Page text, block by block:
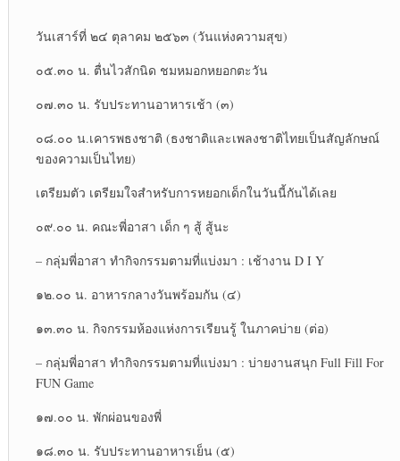
วันเสาร์ที่ ๒๔ ตุลาคม ๒๕๖๓ (วันแห่งความสุข)
๐๕.๓๐ น. ตื่นไวสักนิด ชมหมอกหยอกตะวัน
๐๗.๓๐ น. รับประทานอาหารเช้า (๓)
๐๘.๐๐ น.เคารพธงชาติ (ธงชาติและเพลงชาติไทยเป็นสัญลักษณ์
ของความเป็นไทย)
เตรียมตัว เตรียมใจสำหรับการหยอกเด็กในวันนี้กันได้เลย
๐๙.๐๐ น. คณะพี่อาสา เด็ก ๆ สู้ สู้นะ
– กลุ่มพี่อาสา ทำกิจกรรมตามที่แบ่งมา : เช้างาน D I Y
๑๒.๐๐ น. อาหารกลางวันพร้อมกัน (๔)
๑๓.๓๐ น. กิจกรรมห้องแห่งการเรียนรู้ ในภาคบ่าย (ต่อ)
– กลุ่มพี่อาสา ทำกิจกรรมตามที่แบ่งมา : บ่ายงานสนุก Full Fill For
FUN Game
๑๗.๐๐ น. พักผ่อนของพี่
๑๘.๓๐ น. รับประทานอาหารเย็น (๕)